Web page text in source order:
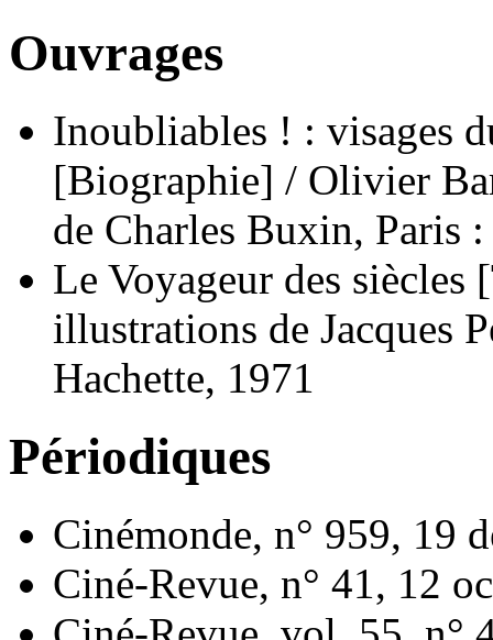
Ouvrages
Inoubliables ! : visages
[Biographie] / Olivier
de Charles Buxin, Paris
Le Voyageur des
illustrations de Jacques
Hachette, 1971
Périodiques
Cinémonde, n° 959, 19
Ciné-Revue, n° 41, 12